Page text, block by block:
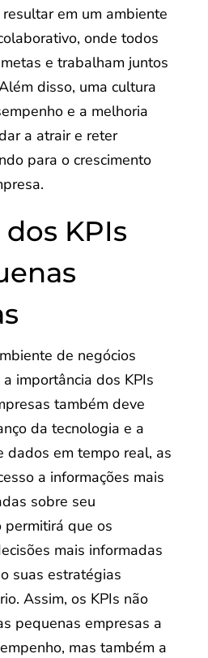
em um ambiente
onde todos
e trabalham juntos
disso, uma cultura
e a melhoria
a atrair e reter
para o crescimento
KPIs
de negócios
importância dos KPIs
também deve
da tecnologia e a
em tempo real, as
a informações mais
sobre seu
permitirá que os
mais informadas
suas estratégias
Assim, os KPIs não
pequenas empresas a
mas também a